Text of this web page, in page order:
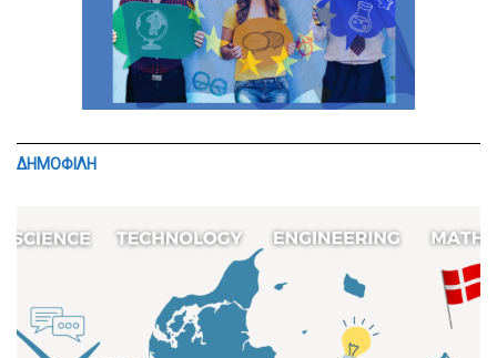
ΔΗΜΟΦΙΛΗ